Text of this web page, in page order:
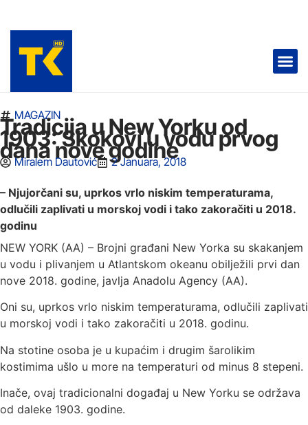
MAGAZIN
Tradicija u New Yorku od
1903: Skokovi u vodu prvog
dana nove godine
Miralem Dautović 2 Januara, 2018
– Njujorčani su, uprkos vrlo niskim temperaturama,
odlučili zaplivati u morskoj vodi i tako zakoračiti u 2018.
godinu
NEW YORK (AA) – Brojni građani New Yorka su skakanjem
u vodu i plivanjem u Atlantskom okeanu obilježili prvi dan
nove 2018. godine, javlja Anadolu Agency (AA).
Oni su, uprkos vrlo niskim temperaturama, odlučili zaplivati
u morskoj vodi i tako zakoračiti u 2018. godinu.
Na stotine osoba je u kupaćim i drugim šarolikim
kostimima ušlo u more na temperaturi od minus 8 stepeni.
Inače, ovaj tradicionalni događaj u New Yorku se održava
od daleke 1903. godine.